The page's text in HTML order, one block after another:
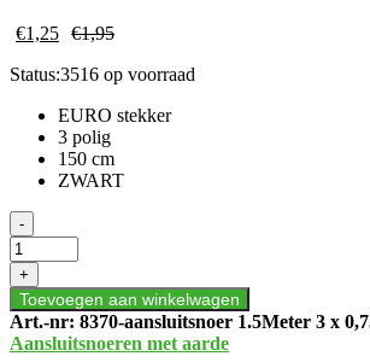
€1,25 €1,95
Status:3516 op voorraad
EURO stekker
3 polig
150 cm
ZWART
AANSLUITSNOER
1.5M
EURO
3
X
0.75MM²
ZWART
-
+
Toevoegen aan winkelwagen
Art.-nr: 8370-aansluitsnoer 1.5Meter 3 x
Aansluitsnoeren met aarde